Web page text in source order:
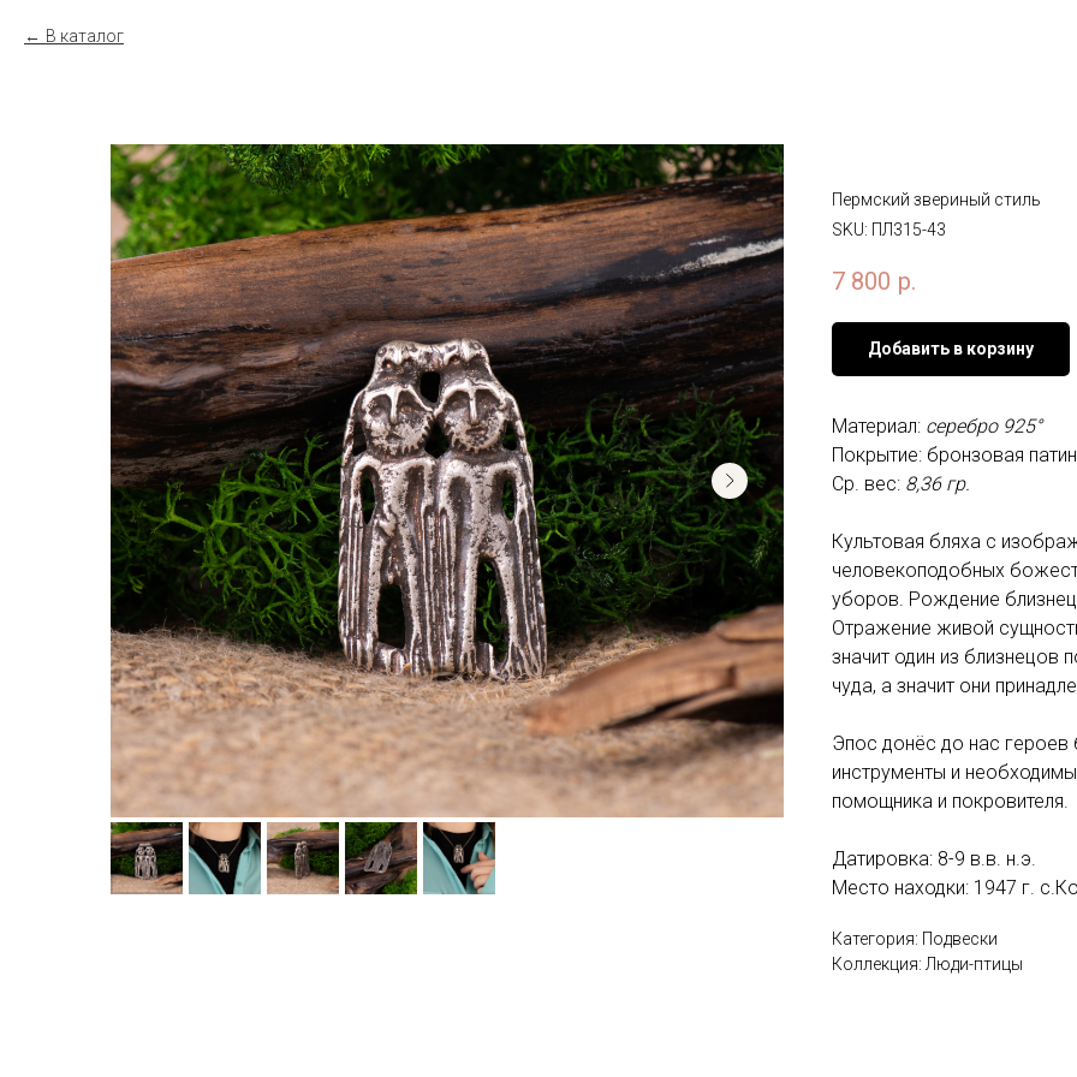
В каталог
Пермский звериный стиль
SKU: ПЛ315-43
7 800 р.
Добавить в корзину
Материал: серебро 925°
Покрытие: бронзовая
Ср. вес: 8,36 гр.
Культовая бляха с
человекоподобных
уборов. Рождение
Отражение живой
значит один из близнецов
чуда, а значит они
Эпос донёс до нас героев
инструменты и
помощника и покровителя.
Датировка: 8-9 в.в. н.э.
Место находки: 1947 г.
Категория: Подвески
Коллекция: Люди-птицы